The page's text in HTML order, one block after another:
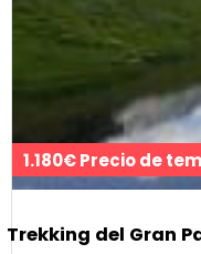
1.180€ Precio de
Trekking del Gran